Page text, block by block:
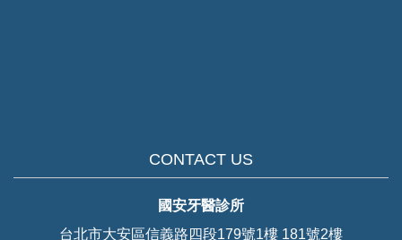
CONTACT US
國安牙醫診所
台北市大安區信義路四段179號1樓 181號2樓